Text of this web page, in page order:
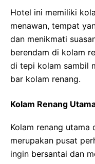
Hotel ini memiliki
menawan, tempat
dan menikmati
berendam di kolam
di tepi kolam sambil
bar kolam renang.
Kolam Renang
Kolam renang utama
merupakan pusat
ingin bersantai dan